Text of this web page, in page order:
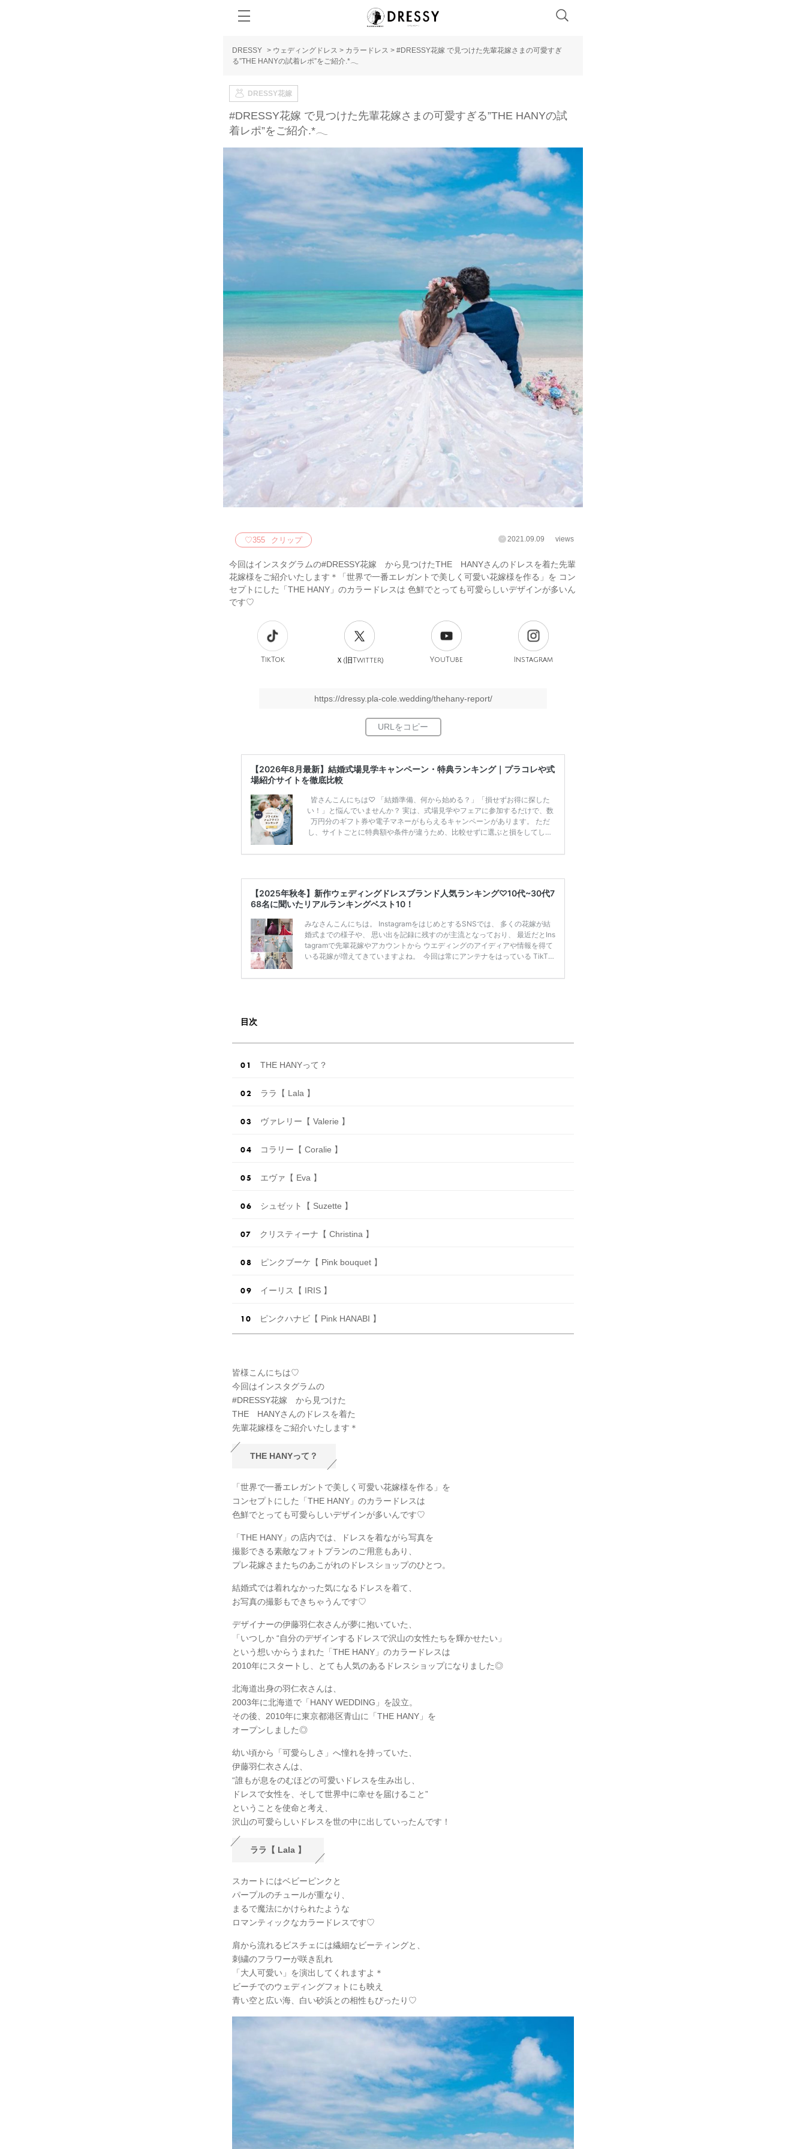
DRESSY > ウェディングドレス > カラードレス > #DRESSY花嫁 で見つけた先輩花嫁さまの可愛すぎ
る”THE HANYの試着レポ”をご紹介.*𓂃
DRESSY花嫁
#DRESSY花嫁 で見つけた先輩花嫁さまの可愛すぎる”THE HANYの試
着レポ”をご紹介.*𓂃
♡355 クリップ 2021.09.09 views
今回はインスタグラムの#DRESSY花嫁 から見つけたTHE HANYさんのドレスを着た先輩
花嫁様をご紹介いたします＊「世界で一番エレガントで美しく可愛い花嫁様を作る」を コン
セプトにした「THE HANY」のカラードレスは 色鮮でとっても可愛らしいデザインが多いん
です♡
TikTok Ｘ(旧Twitter) YouTube Instagram
https://dressy.pla-cole.wedding/thehany-report/
【2026年8月最新】結婚式場見学キャンペーン・特典ランキング｜プラコレや式
場紹介サイトを徹底比較
皆さんこんにちは♡ 「結婚準備、何から始める？」「損せずお得に探した
い！」と悩んでいませんか？ 実は、式場見学やフェアに参加するだけで、数
万円分のギフト券や電子マネーがもらえるキャンペーンがあります。 ただ
し、サイトごとに特典額や条件が違うため、比較せずに選ぶと損をしてしま
ンペーン特典ランキングを公開！ 比較サイト：プラコレ、ゼクシィ、ハナユ
【2025年秋冬】新作ウェディングドレスブランド人気ランキング♡10代~30代7
68名に聞いたリアルランキングベスト10！
みなさんこんにちは。 InstagramをはじめとするSNSでは、 多くの花嫁が結
婚式までの様子や、 思い出を記録に残すのが主流となっており、 最近だとIns
tagramで先輩花嫁やアカウントから ウエディングのアイディアや情報を得て
いる花嫁が増えてきていますよね。 ​ 今回は常にアンテナをはっている TikTo
票に参加しました。 こちらの記事では集計結果をリアルなランキングにまと
目次
THE HANYって？
ララ【 Lala 】
ヴァレリー【 Valerie 】
コラリー【 Coralie 】
エヴァ【 Eva 】
シュゼット【 Suzette 】
クリスティーナ【 Christina 】
ピンクブーケ【 Pink bouquet 】
イーリス【 IRIS 】
ピンクハナビ【 Pink HANABI 】
皆様こんにちは♡
今回はインスタグラムの
#DRESSY花嫁 から見つけた
THE HANYさんのドレスを着た
先輩花嫁様をご紹介いたします＊
THE HANYって？
「世界で一番エレガントで美しく可愛い花嫁様を作る」を
コンセプトにした「THE HANY」のカラードレスは
色鮮でとっても可愛らしいデザインが多いんです♡
「THE HANY」の店内では、ドレスを着ながら写真を
撮影できる素敵なフォトプランのご用意もあり、
プレ花嫁さまたちのあこがれのドレスショップのひとつ。
結婚式では着れなかった気になるドレスを着て、
お写真の撮影もできちゃうんです♡
デザイナーの伊藤羽仁衣さんが夢に抱いていた、
「いつしか “自分のデザインするドレスで沢山の女性たちを輝かせたい」
という想いからうまれた「THE HANY」のカラードレスは
2010年にスタートし、とても人気のあるドレスショップになりました◎
北海道出身の羽仁衣さんは、
2003年に北海道で「HANY WEDDING」を設立。
その後、2010年に東京都港区青山に「THE HANY」を
オープンしました◎
幼い頃から「可愛らしさ」へ憧れを持っていた、
伊藤羽仁衣さんは、
“誰もが息をのむほどの可愛いドレスを生み出し、
ドレスで女性を、そして世界中に幸せを届けること”
ということを使命と考え、
沢山の可愛らしいドレスを世の中に出していったんです！
ララ【 Lala 】
スカートにはベビーピンクと
パープルのチュールが重なり、
まるで魔法にかけられたような
ロマンティックなカラードレスです♡
肩から流れるビスチェには繊細なビーティングと、
刺繍のフラワーが咲き乱れ
「大人可愛い」を演出してくれますよ＊
ビーチでのウェディングフォトにも映え
青い空と広い海、白い砂浜との相性もぴったり♡